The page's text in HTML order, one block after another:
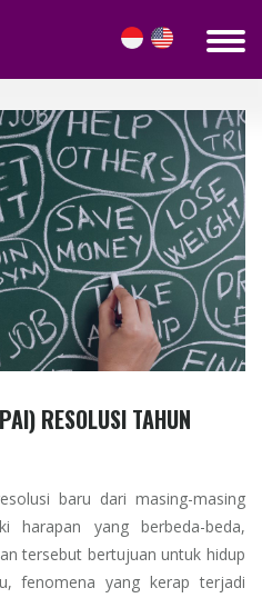
RESOLUSI TAHUN
baru dari masing-masing
harapan yang berbeda-beda,
tersebut bertujuan untuk hidup
fenomena yang kerap terjadi